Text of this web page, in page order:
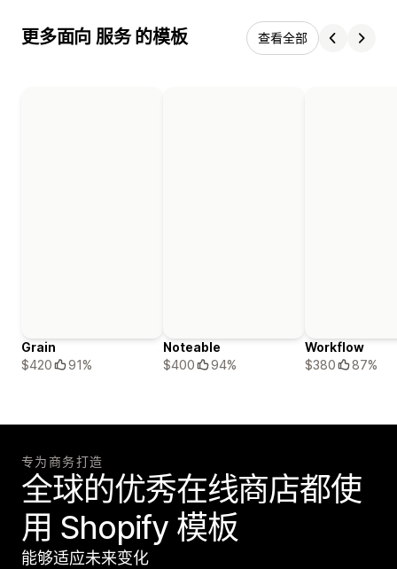
更多面向 服务 的模板 查看全部
Grain
$420
91%
Noteable
$400
94%
Workflow
$380
87%
专为商务打造
全球的优秀在线商店都使
用 Shopify 模板
能够适应未来变化